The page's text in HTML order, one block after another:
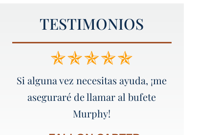
TESTIMONIOS
¡¡¡¡¡Un servicio increíble!!!!! ¡¡¡¡¡Yo
recomendaría a todo el mundo a
Murphy Law Firm!!!!!